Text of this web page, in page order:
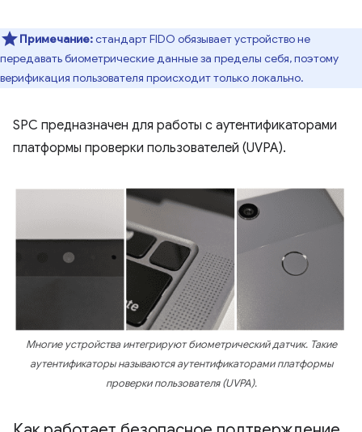
Примечание:стандарт FIDO обязывает устройство не
передавать биометрические данные за пределы себя, поэтому
верификация пользователя происходит только локально.
SPC предназначен для работы с аутентификаторами
платформы проверки пользователей (UVPA).
Многие устройства интегрируют биометрический датчик. Такие
аутентификаторы называются аутентификаторами платформы
проверки пользователя (UVPA).